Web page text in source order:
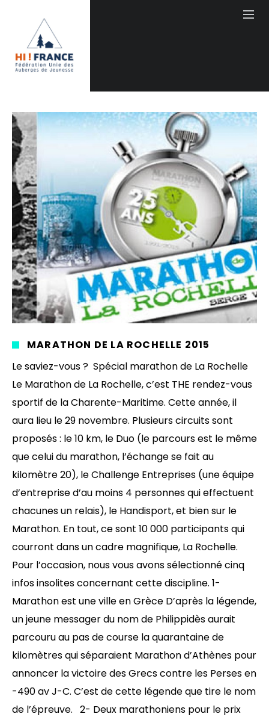
MARATHON DE LA ROCHELLE 2015
Le saviez-vous ? Spécial marathon de La Rochelle
Le Marathon de La Rochelle, c’est THE rendez-vous
sportif de la Charente-Maritime. Cette année, il
aura lieu le 29 novembre. Plusieurs circuits sont
proposés : le 10 km, le Duo (le parcours est le même
que celui du marathon, l’échange se fait au
kilomètre 20), le Challenge Entreprises (une équipe
d’entreprise d’au moins 4 personnes qui effectuent
chacunes un relais), le Handisport, et bien sur le
Marathon. En tout, ce sont 10 000 participants qui
courront dans un cadre magnifique, La Rochelle.
Pour l’occasion, nous vous avons sélectionné cinq
infos insolites concernant cette discipline. 1-
Marathon est une ville en Grèce D’après la légende,
un jeune messager du nom de Philippidès aurait
parcouru au pas de course la quarantaine de
kilomètres qui séparaient Marathon d’Athènes pour
annoncer la victoire des Grecs contre les Perses en
-490 av J-C. C’est de cette légende que tire le nom
de l’épreuve. 2- Deux marathoniens pour le prix